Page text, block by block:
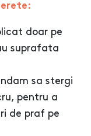
doar pe
suprafata
sa stergi
pentru a
de praf pe